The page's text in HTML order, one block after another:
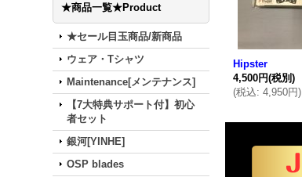
★商品一覧★Product
★セール目玉商品/新商品
ウェア・Tシャツ
Maintenance[メンテナンス]
【7大特典サポート付】初心
者セット
銀河[YINHE]
OSP blades
Hipster
4,500円(税別)
(税込: 4,950円)